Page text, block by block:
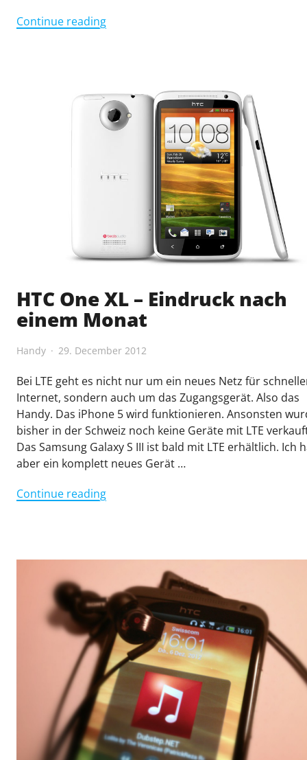
Continue reading"Die
Datenabos"
HTC One XL – Eindruck nach
einem Monat
Handy 29. December 2012
Bei LTE geht es nicht nur um ein neues Netz für
Internet, sondern auch um das Zugangsgerät. Also das
Handy. Das iPhone 5 wird funktionieren. Ansonsten
bisher in der Schweiz noch keine Geräte mit LTE
Das Samsung Galaxy S III ist bald mit LTE erhältlich. Ich
aber ein komplett neues Gerät …
Continue reading"HTC
Eindruck
einem
Monat"